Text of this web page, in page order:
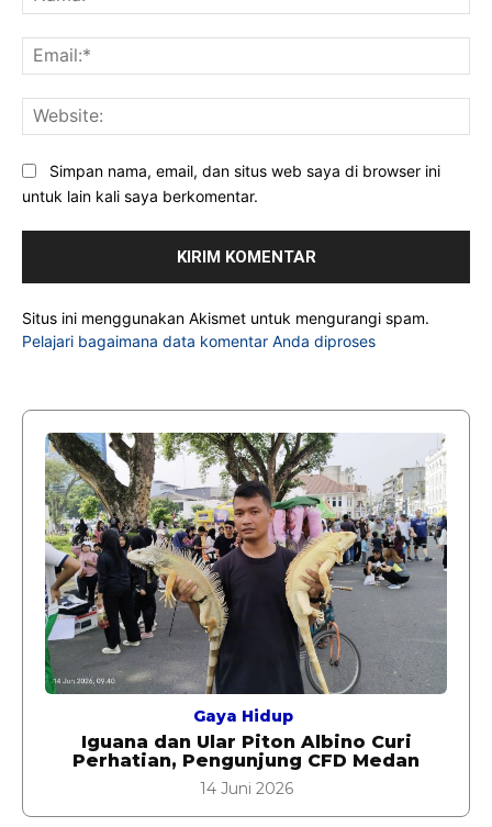
Simpan nama, email, dan situs web saya di browser ini
untuk lain kali saya berkomentar.
Situs ini menggunakan Akismet untuk mengurangi spam.
Pelajari bagaimana data komentar Anda diproses
Gaya Hidup
Iguana dan Ular Piton Albino Curi
Perhatian, Pengunjung CFD Medan
14 Juni 2026